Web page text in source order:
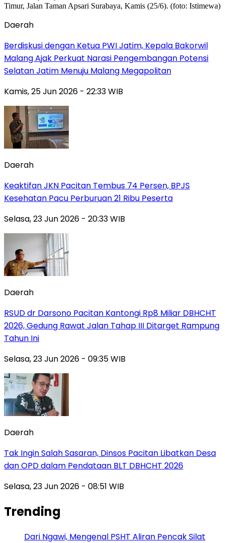
Daerah
Berdiskusi dengan Ketua PWI Jatim, Kepala Bakorwil
Malang Ajak Perkuat Narasi Pengembangan Potensi
Selatan Jatim Menuju Malang Megapolitan
Kamis, 25 Jun 2026 - 22:33 WIB
Daerah
Keaktifan JKN Pacitan Tembus 74 Persen, BPJS
Kesehatan Pacu Perburuan 21 Ribu Peserta
Selasa, 23 Jun 2026 - 20:33 WIB
Daerah
RSUD dr Darsono Pacitan Kantongi Rp8 Miliar DBHCHT
2026, Gedung Rawat Jalan Tahap III Ditarget Rampung
Tahun Ini
Selasa, 23 Jun 2026 - 09:35 WIB
Daerah
Tak Ingin Salah Sasaran, Dinsos Pacitan Libatkan Desa
dan OPD dalam Pendataan BLT DBHCHT 2026
Selasa, 23 Jun 2026 - 08:51 WIB
Trending
Dari Ngawi, Mengenal PSHT Aliran Pencak Silat